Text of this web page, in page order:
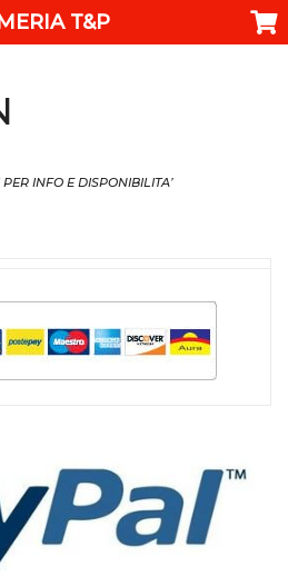
T&P
INFO E DISPONIBILITA’